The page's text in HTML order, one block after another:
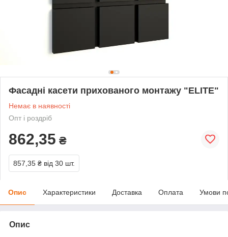
Фасадні касети прихованого монтажу "ELITE"
Немає в наявності
Опт і роздріб
862,35 ₴
857,35 ₴ від 30 шт.
Опис Характеристики Доставка Оплата Умови
Опис